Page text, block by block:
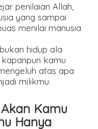
penilaian Allah,
yang sampai
menilai manusia
hidup ala
kamu
atas apa
milikmu.
Kamu
Hanya